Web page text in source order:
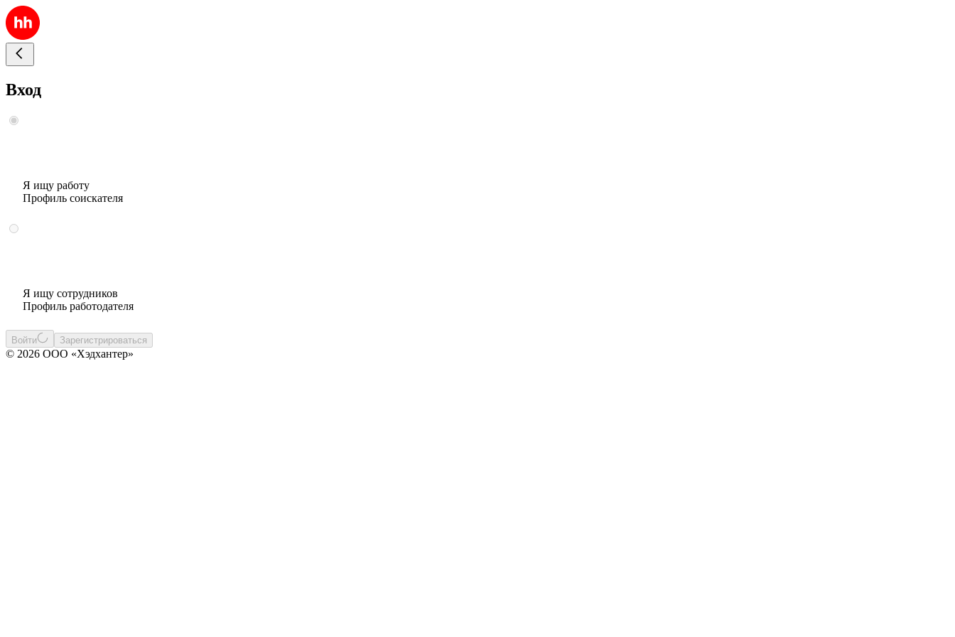
Вход
Я ищу работу
Профиль соискателя
Я ищу сотрудников
Профиль работодателя
Войти Зарегистрироваться
© 2026 ООО «Хэдхантер»